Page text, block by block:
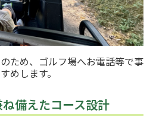
ため、ゴルフ場へお電話等で事
めします。
備えたコース設計